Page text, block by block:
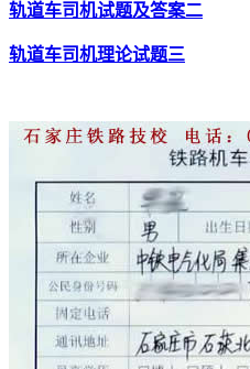
轨道车司机试题及答案二
轨道车司机理论试题三